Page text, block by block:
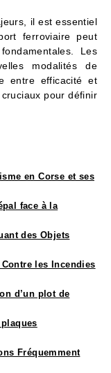
il est essentiel
ferroviaire peut
Les
modalités de
entre efficacité et
pour définir
en Corse et ses
face à la
des Objets
les Incendies
d’un plot de
Fréquemment